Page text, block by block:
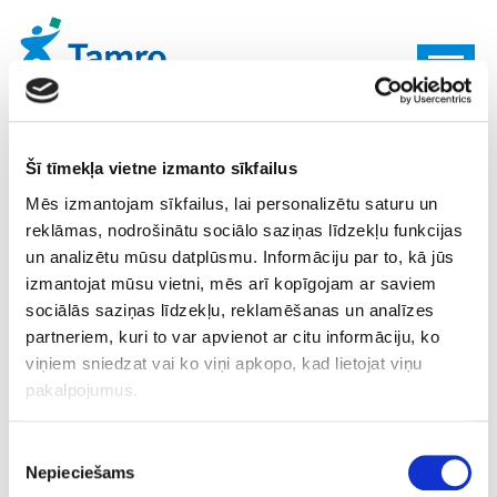
Šī tīmekļa vietne izmanto sīkfailus
Mēs izmantojam sīkfailus, lai personalizētu saturu un
reklāmas, nodrošinātu sociālo saziņas līdzekļu funkcijas
un analizētu mūsu datplūsmu. Informāciju par to, kā jūs
izmantojat mūsu vietni, mēs arī kopīgojam ar saviem
sociālās saziņas līdzekļu, reklamēšanas un analīzes
partneriem, kuri to var apvienot ar citu informāciju, ko
viņiem sniedzat vai ko viņi apkopo, kad lietojat viņu
pakalpojumus.
izvēle
Nepieciešams
Toggle
BENU Aptieka nodrošina zāļu
piegādi mājās riska grupu
klientiem
Sākot ar šā gada 26. maiju,BENU Aptiekanodrošina zāļu
piegādi klientu dzīvesvietā. Šis pakalpojums pieejams
ārkārtas situācijas laikā pacientiem, kuri atrodas karantīnā,
Piegāde tiek veikta recepšu, kompensējamajiem, bezrecepšu